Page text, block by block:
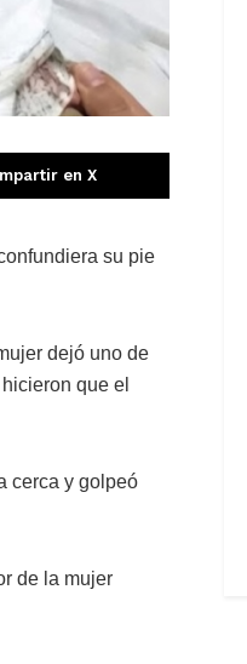
en X
su pie
dejó uno de
que el
cerca y golpeó
de la mujer